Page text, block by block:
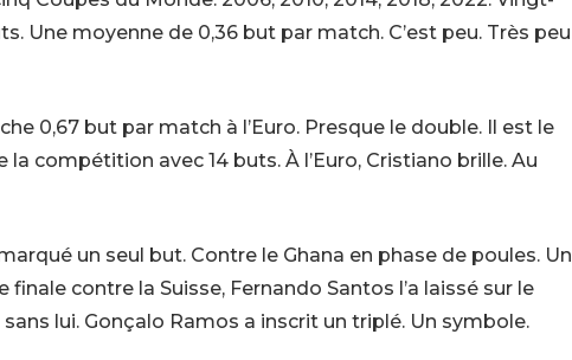
Une moyenne de 0,36 but par match. C’est peu. Très peu
0,67 but par match à l’Euro. Presque le double. Il est le
la compétition avec 14 buts. À l’Euro, Cristiano brille. Au
un seul but. Contre le Ghana en phase de poules. Un
contre la Suisse, Fernando Santos l’a laissé sur le
lui. Gonçalo Ramos a inscrit un triplé. Un symbole.